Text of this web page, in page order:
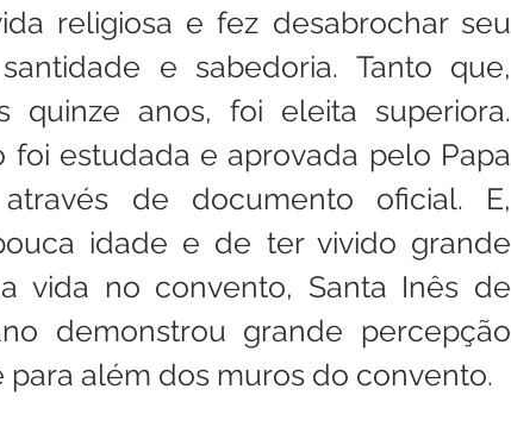
religiosa e fez desabrochar seu
e sabedoria. Tanto que,
quinze anos, foi eleita superiora.
foi estudada e aprovada pelo Papa
de documento oficial. E,
idade e de ter vivido grande
vida no convento, Santa Inês de
demonstrou grande percepção
para além dos muros do convento.